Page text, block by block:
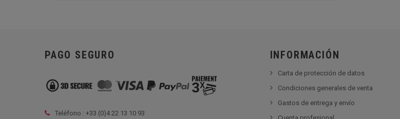
PAGO SEGURO
Teléfono : +33 (0)4 22 13 10 93
INFORMACIÓN
Carta de protección de datos
Condiciones generales de venta
Gastos de entrega y envío